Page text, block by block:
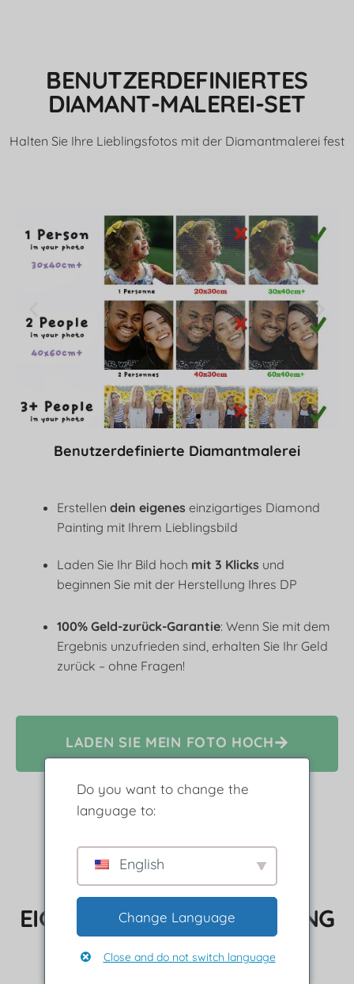
BENUTZERDEFINIERTES
DIAMANT-MALEREI-SET
Halten Sie Ihre Lieblingsfotos mit der Diamantmalerei fest
Benutzerdefinierte Diamantmalerei
Erstellen dein eigenes einzigartiges Diamond
Painting mit Ihrem Lieblingsbild
Laden Sie Ihr Bild hoch mit 3 Klicks und
beginnen Sie mit der Herstellung Ihres DP
100% Geld-zurück-Garantie: Wenn Sie mit dem
Ergebnis unzufrieden sind, erhalten Sie Ihr Geld
zurück – ohne Fragen!
LADEN SIE MEIN FOTO HOCH
SO ERSTELLEN SIE IHR
EIGENES DIAMOND PAINTING
Spoiler: Es ist kinderleicht
Do you want to change the
language to:
English
Change Language
Close and do not switch language